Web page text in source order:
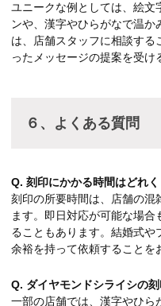
ユニークな例としては、絵文
ンや、漢字やひらがなで温か
は、店舗スタッフに相談する
ったメッセージの提案を受け
６、よくある質問
Q. 刻印にかかる時間はどれ
刻印の所要時間は、店舗の混
ます。即日対応が可能な場
ることもあります。結婚式や
余裕を持って依頼することを
Q. ダイヤモンドシライシの
一部の店舗では、漢字やひら